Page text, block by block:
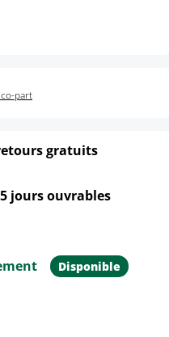
part
gratuits
jours ouvrables
Disponible